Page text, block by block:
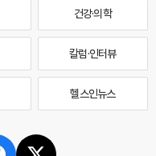
건강·의학
칼럼·인터뷰
헬스인뉴스